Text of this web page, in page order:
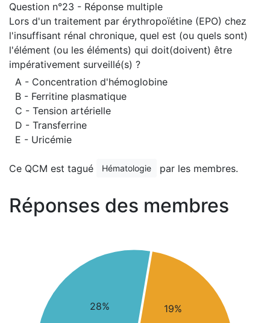
Question n°23 - Réponse multiple
Lors d'un traitement par érythropoïétine (EPO) chez
l'insuffisant rénal chronique, quel est (ou quels sont)
l'élément (ou les éléments) qui doit(doivent) être
impérativement surveillé(s) ?
A - Concentration d'hémoglobine
B - Ferritine plasmatique
C - Tension artérielle
D - Transferrine
E - Uricémie
Ce QCM est tagué Hématologie par les membres.
Réponses des membres
28% 19%